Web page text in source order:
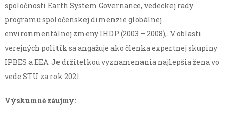
spoločnosti Earth System Governance, vedeckej rady
programu spoločenskej dimenzie globálnej
environmentálnej zmeny IHDP (2003 – 2008),. V oblasti
verejných politík sa angažuje ako členka expertnej skupiny
IPBES a EEA. Je držitelkou vyznamenania najlepšia žena vo
vede STU za rok 2021.
Výskumné záujmy: